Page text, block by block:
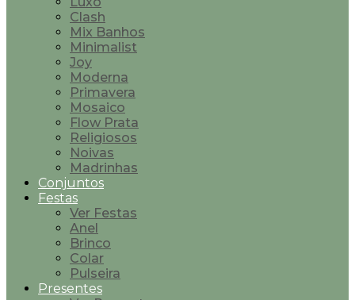
Clash
Mix Banhos
Minimalist
Joy
Moderna
Primavera
Mosaico
Flow Prata
Religiosos
Noivas
Madrinhas
Conjuntos
Festas
Ver Festas
Anel
Brinco
Colar
Pulseira
Presentes